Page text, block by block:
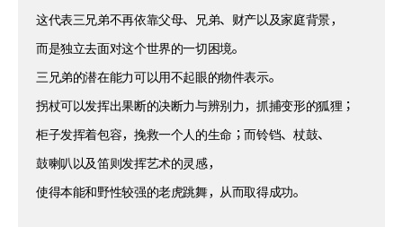
这代表三兄弟不再依靠父母、兄弟、财产以及家庭背景，
而是独立去面对这个世界的一切困境。
三兄弟的潜在能力可以用不起眼的物件表示。
拐杖可以发挥出果断的决断力与辨别力，抓捕变形的狐狸；
柜子发挥着包容，挽救一个人的生命；而铃铛、杖鼓、
鼓喇叭以及笛则发挥艺术的灵感，
使得本能和野性较强的老虎跳舞，从而取得成功。